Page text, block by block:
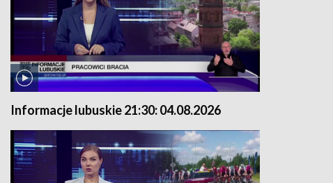
Informacje lubuskie 21:30: 04.08.2026